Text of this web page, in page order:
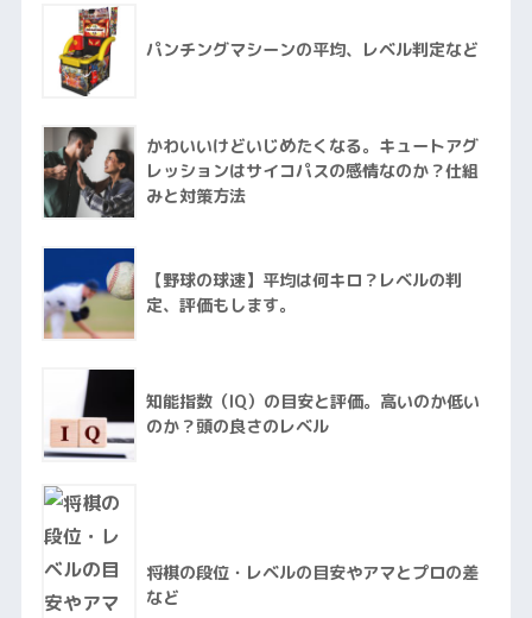
パンチングマシーンの平均、レベル判定など
かわいいけどいじめたくなる。キュートアグ
レッションはサイコパスの感情なのか？仕組
みと対策方法
【野球の球速】平均は何キロ？レベルの判
定、評価もします。
知能指数（IQ）の目安と評価。高いのか低い
のか？頭の良さのレベル
将棋の段位・レベルの目安やアマとプロの差
など